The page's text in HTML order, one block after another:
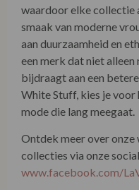
White Stuff, kies je voor
mode die lang meegaat.
Ontdek meer over onze
www.facebook.com/
Combineer